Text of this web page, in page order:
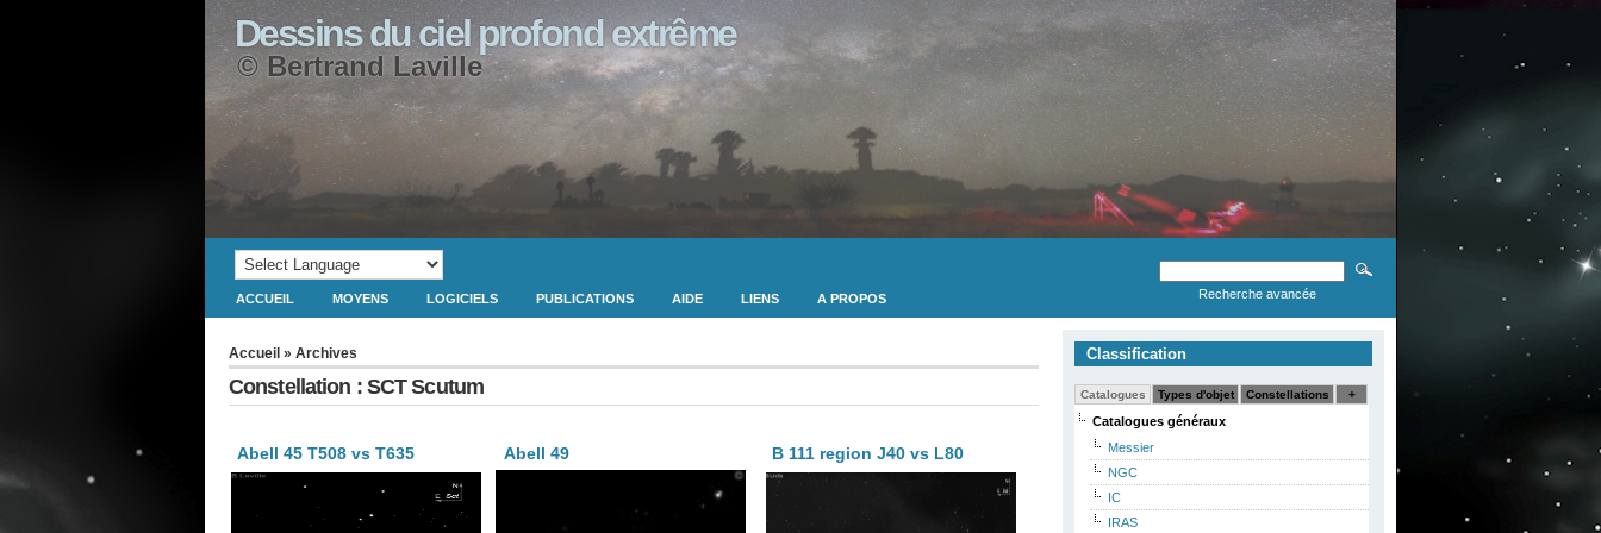
Dessins du ciel profond extrême
© Bertrand Laville
Recherche avancée
ACCUEIL MOYENS LOGICIELS PUBLICATIONS AIDE LIENS A PROPOS
Accueil » Archives
Constellation : SCT Scutum
Abell 45 T508 vs T635 Abell 49 B 111 region J40 vs L80
Classification
Catalogues Types d'objet Constellations +
Catalogues généraux
Messier
NGC
IC
IRAS